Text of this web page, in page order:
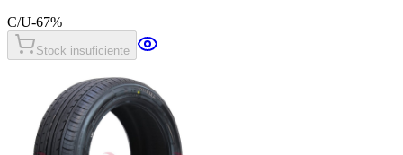
C/U-67%
Stock insuficiente